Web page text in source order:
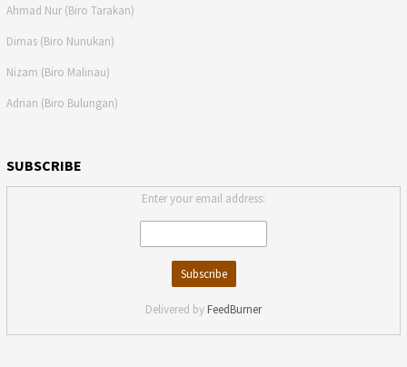
Ahmad Nur (Biro Tarakan)
Dimas (Biro Nunukan)
Nizam (Biro Malinau)
Adrian (Biro Bulungan)
SUBSCRIBE
Enter your email address:
Delivered by FeedBurner